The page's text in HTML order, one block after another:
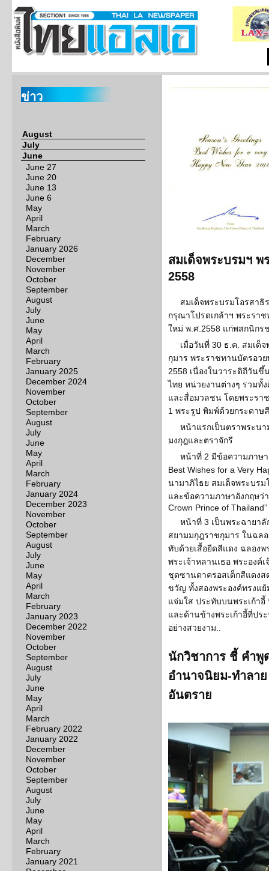
ข่าว
August
July
June
June 27
June 20
June 13
June 6
May
April
March
February
January 2026
December
November
October
September
August
July
June
May
April
March
February
January 2025
December 2024
November
October
September
August
July
June
May
April
March
February
January 2024
December 2023
November
October
September
August
July
June
May
April
March
February
January 2023
December 2022
November
October
September
August
July
June
May
April
March
February 2022
January 2022
December
November
October
September
August
July
June
May
April
March
February
January 2021
สมเด็จพระบรมฯ
2558
สมเด็จพระบรมโอรสา
กรุณาโปรดเกล้าฯ พระรา
ใหม่ พ.ศ.2558 แก่พสกนิกร
เมื่อวันที่ 30 ธ.ค. สมเด็
กุมาร พระราชทานบัตรอว
2558 เนื่องในวาระดิถีวัน
ไทย หน่วยงานต่างๆ รวมทั้
และสื่อมวลชน โดยพระรา
1 พระรูป พิมพ์ด้วยกระดาษ
หน้าแรกเป็นตราพระน
มงกุฎและตราจักรี
หน้าที่ 2 มีข้อความภาษา
Best Wishes for a Very
นามาภิไธย สมเด็จพระบร
และข้อความภาษาอังกฤษว่
Crown Prince of Thailand”
หน้าที่ 3 เป็นพระฉายา
สยามมกุฎราชกุมาร ในฉล
ทับด้วยเสื้อยืดสีแดง ฉลอง
พระเจ้าหลานเธอ พระองค์
ชุดซานตาครอสเด็กสีแดงส
ขวัญ ทั้งสองพระองค์ทรงแ
แจ่มใส ประทับบนพระเก้า
และด้านข้างพระเก้าอี้ที่ป
อย่างสวยงาม..
นักวิชาการ ชี้ คำ
อำนาจนิยม-ทำลา
อันตราย